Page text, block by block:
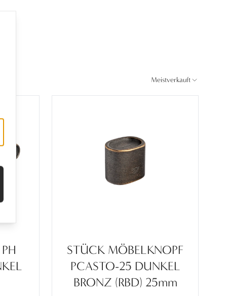
Meistverkauft
STÜCK MÖBELKNOPF
PCASTO-25 DUNKEL
BRONZ (RBD) 25mm